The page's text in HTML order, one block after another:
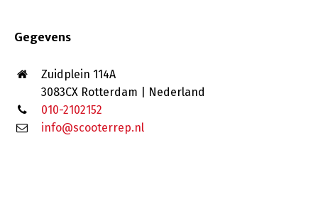
Gegevens
Zuidplein 114A
3083CX Rotterdam | Nederland
010-2102152
info@scooterrep.nl